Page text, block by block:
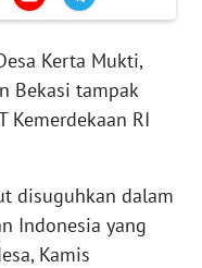
Kerta Mukti,
Bekasi tampak
Kemerdekaan RI
disuguhkan dalam
Indonesia yang
Kamis